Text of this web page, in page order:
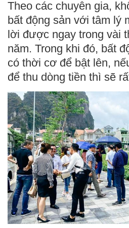
Theo các chuyên gia,
bất động sản với tâm lý
lời được ngay trong vài
năm. Trong khi đó, bất
có thời cơ để bật lên,
để thu dòng tiền thì sẽ